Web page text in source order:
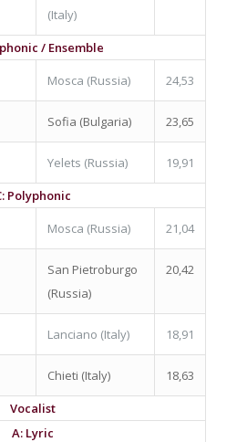
(Italy)
/ Ensemble
Mosca (Russia) 24,53
Sofia (Bulgaria) 23,65
Yelets (Russia)
19,91
Polyphonic
Mosca (Russia) 21,04
San Pietroburgo
(Russia)
20,42
Lanciano (Italy) 18,91
Chieti (Italy)
18,63
Vocalist
A: Lyric